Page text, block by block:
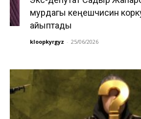
мурдагы кеңешчисин
айыптады
kloopkyrgyz - 25/06/2026